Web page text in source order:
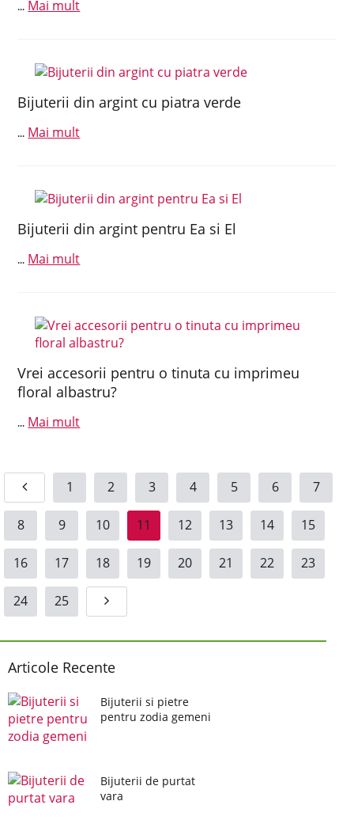
... Mai mult
Bijuterii din argint cu piatra verde
... Mai mult
Bijuterii din argint pentru Ea si El
... Mai mult
Vrei accesorii pentru o tinuta cu imprimeu
floral albastru?
... Mai mult
1 2 3 4 5 6 7
8 9 10 11 12 13 14 15
16 17 18 19 20 21 22 23
24 25
Articole Recente
Bijuterii si pietre
pentru zodia gemeni
Bijuterii de purtat
vara